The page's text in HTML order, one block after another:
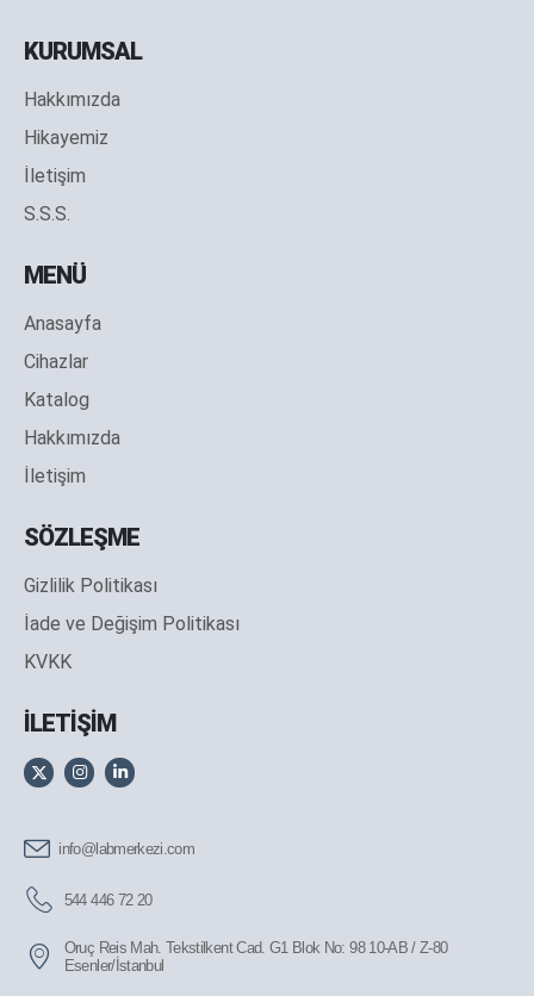
KURUMSAL
Hakkımızda
Hikayemiz
İletişim
S.S.S.
MENÜ
Anasayfa
Cihazlar
Katalog
Hakkımızda
İletişim
SÖZLEŞME
Gizlilik Politikası
İade ve Değişim Politikası
KVKK
İLETİŞİM
info@labmerkezi.com
544 446 72 20
Oruç Reis Mah. Tekstilkent Cad. G1 Blok No: 98 10-AB / Z-80
Esenler/İstanbul